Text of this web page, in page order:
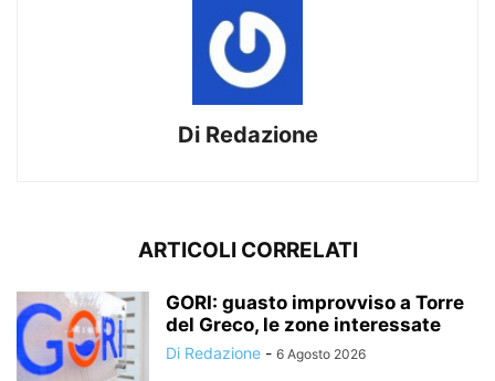
Di Redazione
ARTICOLI CORRELATI
GORI: guasto improvviso a Torre
del Greco, le zone interessate
Di Redazione - 6 Agosto 2026